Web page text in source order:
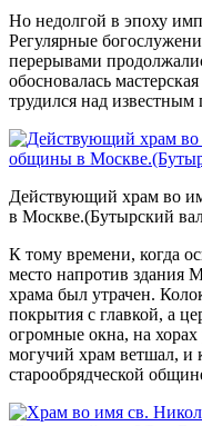
Но недолгой в эпоху
Регулярные
перерывами
обосновалась
трудился над
Действующий храм во
в Москве.(Бутырский
К тому времени, когда
место напротив здания
храма был утрачен.
покрытия с главкой, а
огромные окна, на хорах
могучий храм ветшал, и
старообрядческой